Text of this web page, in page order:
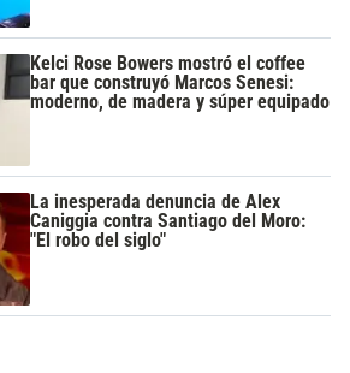
Kelci Rose Bowers mostró el coffee
bar que construyó Marcos Senesi:
moderno, de madera y súper equipado
La inesperada denuncia de Alex
Caniggia contra Santiago del Moro:
"El robo del siglo"